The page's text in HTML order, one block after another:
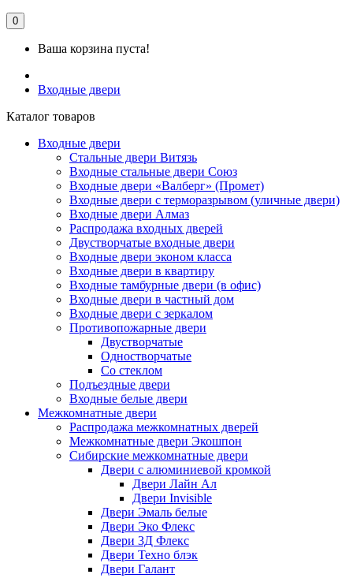
0
Ваша корзина пуста!
Входные двери
Каталог товаров
Входные двери
Стальные двери Витязь
Входные стальные двери Союз
Входные двери «Валберг» (Промет)
Входные двери с терморазрывом (уличные двери)
Входные двери Алмаз
Распродажа входных дверей
Двустворчатые входные двери
Входные двери эконом класса
Входные двери в квартиру
Входные тамбурные двери (в офис)
Входные двери в частный дом
Входные двери с зеркалом
Противопожарные двери
Двустворчатые
Одностворчатые
Со стеклом
Подъездные двери
Входные белые двери
Межкомнатные двери
Распродажа межкомнатных дверей
Межкомнатные двери Экошпон
Сибирские межкомнатные двери
Двери с алюминиевой кромкой
Двери Лайн Ал
Двери Invisible
Двери Эмаль белые
Двери Эко Флекс
Двери 3Д Флекс
Двери Техно блэк
Двери Галант